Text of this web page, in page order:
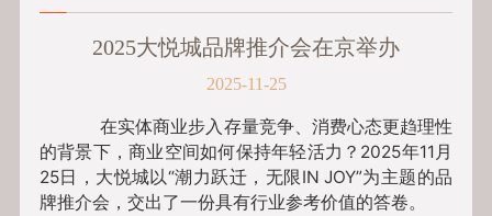
2025大悦城品牌推介会在京举办
2025-11-25
在实体商业步入存量竞争、消费心态更趋理性
的背景下，商业空间如何保持年轻活力？2025年11月
25日，大悦城以“潮力跃迁，无限IN JOY”为主题的品
牌推介会，交出了一份具有行业参考价值的答卷。